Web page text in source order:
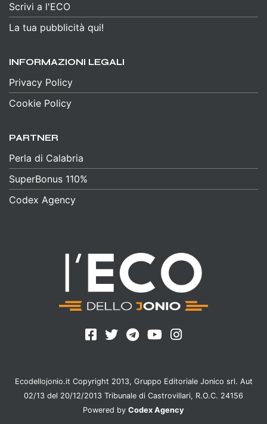
Scrivi a l'ECO
La tua pubblicità qui!
INFORMAZIONI LEGALI
Privacy Policy
Cookie Policy
PARTNER
Perla di Calabria
SuperBonus 110%
Codex Agency
Ecodellojonio.it Copyright 2013, Gruppo Editoriale Jonico srl. Aut
02/13 del 20/12/2013 Tribunale di Castrovillari, R.O.C. 24156
Powered by Codex Agency